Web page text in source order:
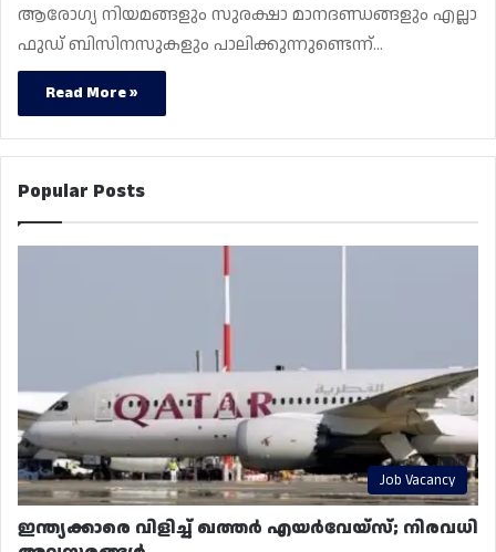
ആരോഗ്യ നിയമങ്ങളും സുരക്ഷാ മാനദണ്ഡങ്ങളും എല്ലാ
ഫുഡ് ബിസിനസുകളും പാലിക്കുന്നുണ്ടെന്ന്…
Read More »
Popular Posts
Job Vacancy
ഇന്ത്യക്കാരെ വിളിച്ച് ഖത്തർ എയർവേയ്‌സ്; നിരവധി